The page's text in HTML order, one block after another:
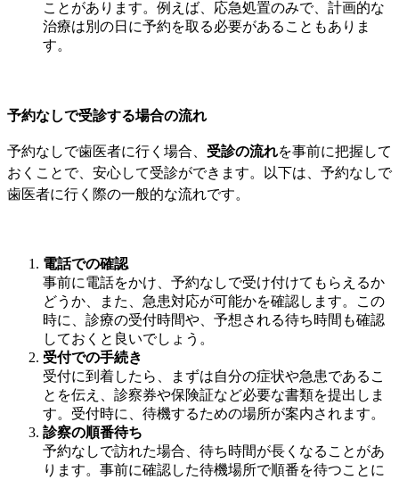
ことがあります。例えば、応急処置のみで、計画的な
治療は別の日に予約を取る必要があることもありま
す。
予約なしで受診する場合の流れ
予約なしで歯医者に行く場合、 受診の流れを事前に把握して
おくことで、安心して受診ができます。以下は、予約なしで
歯医者に行く際の一般的な流れです。
電話での確認
事前に電話をかけ、予約なしで受け付けてもらえるか
どうか、また、急患対応が可能かを確認します。この
時に、診療の受付時間や、予想される待ち時間も確認
しておくと良いでしょう。
受付での手続き
受付に到着したら、まずは自分の症状や急患であるこ
とを伝え、診察券や保険証など必要な書類を提出しま
す。受付時に、待機するための場所が案内されます。
診察の順番待ち
予約なしで訪れた場合、待ち時間が長くなることがあ
ります。事前に確認した待機場所で順番を待つことに